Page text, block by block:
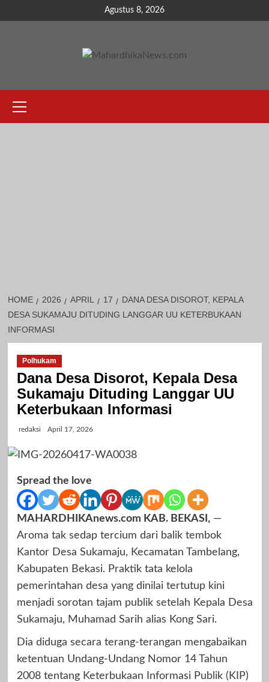
to
Agustus 8, 2026
Menu
HOME 2026 APRIL 17
DANA DESA DISOROT, KEPALA
DESA SUKAMAJU DITUDING LANGGAR UU KETERBUKAAN
INFORMASI
Polhukam
Dana Desa Disorot, Kepala Desa
Sukamaju Dituding Langgar UU
Keterbukaan Informasi
redaksi April 17, 2026
Spread the love
MAHARDHIKAnews.com KAB. BEKASI,—
Aroma tak sedap tercium dari balik tembok
Kantor Desa Sukamaju, Kecamatan Tambelang,
Kabupaten Bekasi. Praktik tata kelola
pemerintahan desa yang dinilai tertutup kini
menjadi sorotan tajam publik setelah Kepala Desa
Sukamaju, Muhamad Sarih alias Kong Sari.
Dia diduga secara terang-terangan mengabaikan
ketentuan Undang-Undang Nomor 14 Tahun
2008 tentang Keterbukaan Informasi Publik (KIP)